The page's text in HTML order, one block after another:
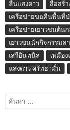
สิ้นแสงดาว สื่อสร้า
เครือข่ายขอคืนพื้นที่ป่
เครือข่ายเยาวชนต้น
เยาวชนนักกิจกรรมล
เสรีอินทนิล
เหมือ
แสงดาว ศรัทธามั่น